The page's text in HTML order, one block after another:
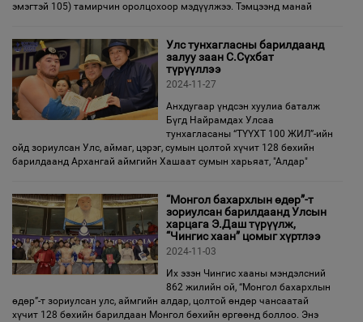
эмэгтэй 105) тамирчин оролцохоор мэдүүлжээ. Тэмцээнд манай
Улс тунхагласны барилдаанд
залуу заан С.Сүхбат
түрүүллээ
2024-11-27
Анхдугаар үндсэн хуулиа баталж
Бүгд Найрамдах Улсаа
тунхагласаны “ТҮҮХТ 100 ЖИЛ”-ийн
ойд зориулсан Улс, аймаг, цэрэг, сумын цолтой хүчит 128 бөхийн
барилдаанд Архангай аймгийн Хашаат сумын харьяат, "Алдар"
“Монгол бахархлын өдөр”-т
зориулсан барилдаанд Улсын
харцага Э.Даш түрүүлж,
“Чингис хаан” цомыг хүртлээ
2024-11-03
Их эзэн Чингис хааны мэндэлсний
862 жилийн ой, “Монгол бахархлын
өдөр”-т зориулсан улс, аймгийн алдар, цолтой өндөр чансаатай
хүчит 128 бөхийн барилдаан Монгол бөхийн өргөөнд боллоо. Энэ